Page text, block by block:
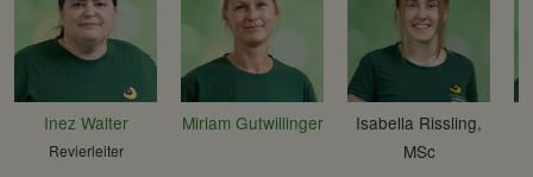
Inez Walter
Revierleiter
Miriam Gutwillinger
Isabella Rissling,
MSc